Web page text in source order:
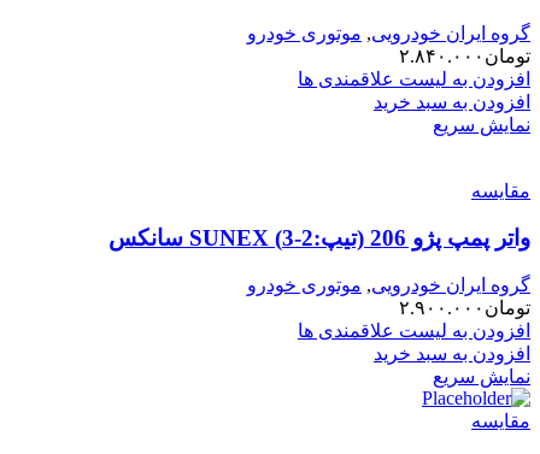
گروه ایران خودرویی, موتوری خودرو
تومان ۲.۸۴۰.۰۰۰
افزودن به لیست علاقمندی ها
افزودن به سبد خرید
نمایش سریع
مقایسه
واتر پمپ پژو 206 (تیپ:2-3) SUNEX سانکس
گروه ایران خودرویی, موتوری خودرو
تومان ۲.۹۰۰.۰۰۰
افزودن به لیست علاقمندی ها
افزودن به سبد خرید
نمایش سریع
مقایسه